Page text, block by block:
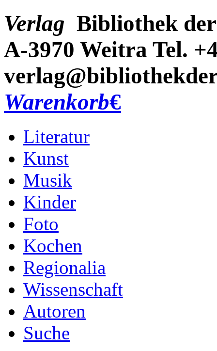
Verlag Bibliothek
A-3970 Weitra Tel.
Warenkorb€
Literatur
Kunst
Musik
Kinder
Foto
Kochen
Regionalia
Wissenschaft
Autoren
Suche